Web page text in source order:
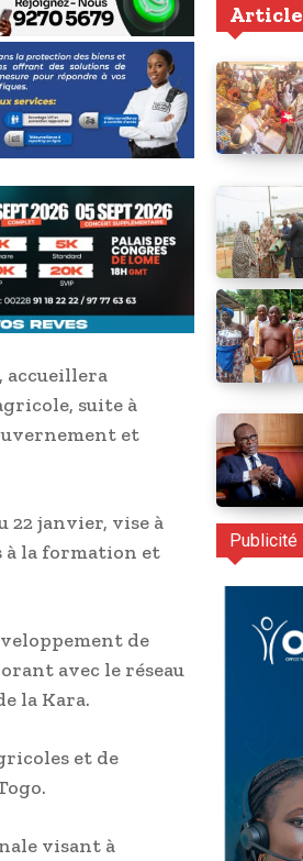
accueillera
suite à
et
janvier, vise à
à la formation et
de
avec le réseau
la Kara.
et de
visant à
Publicité